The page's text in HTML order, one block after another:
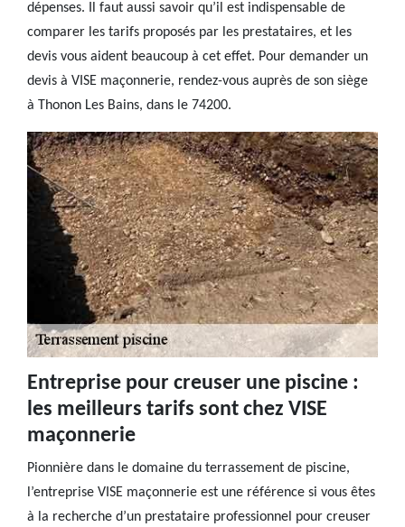
dépenses. Il faut aussi savoir qu’il est indispensable de
comparer les tarifs proposés par les prestataires, et les
devis vous aident beaucoup à cet effet. Pour demander un
devis à VISE maçonnerie, rendez-vous auprès de son siège
à Thonon Les Bains, dans le 74200.
Entreprise pour creuser une piscine :
les meilleurs tarifs sont chez VISE
maçonnerie
Pionnière dans le domaine du terrassement de piscine,
l’entreprise VISE maçonnerie est une référence si vous êtes
à la recherche d’un prestataire professionnel pour creuser